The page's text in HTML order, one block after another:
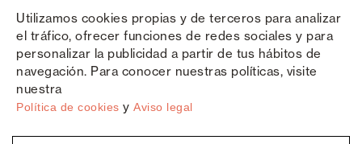
Utilizamos cookies propias y de terceros para analizar
el tráfico, ofrecer funciones de redes sociales y para
personalizar la publicidad a partir de tus hábitos de
navegación. Para conocer nuestras políticas, visite
nuestra
Política de cookies y Aviso legal
Copyright © Saxun 2023 - 2026 Política de privacidade Aviso Legal Cookies